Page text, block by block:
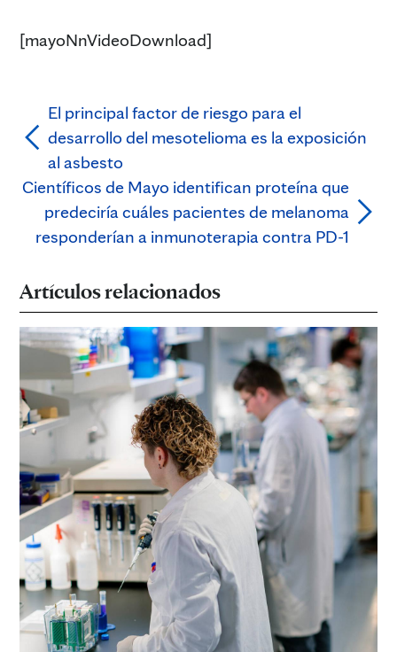
[mayoNnVideoDownload]
El principal factor de riesgo para el
desarrollo del mesotelioma es la exposición
al asbesto
Científicos de Mayo identifican proteína que
predeciría cuáles pacientes de melanoma
responderían a inmunoterapia contra PD-1
Artículos relacionados